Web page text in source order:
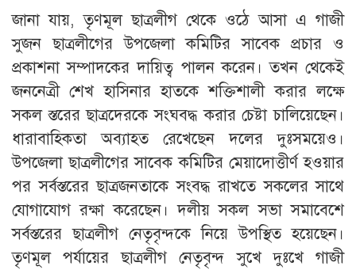
জানা যায়, তৃণমূল ছাত্রলীগ থেকে ওঠে আসা এ গাজী
সুজন ছাত্রলীগের উপজেলা কমিটির সাবেক প্রচার ও
প্রকাশনা সম্পাদকের দায়িত্ব পালন করেন। তখন থেকেই
জননেত্রী শেখ হাসিনার হাতকে শক্তিশালী করার লক্ষে
সকল স্তরের ছাত্রদেরকে সংঘবদ্ধ করার চেষ্টা চালিয়েছেন।
ধারাবাহিকতা অব্যাহত রেখেছেন দলের দুঃসময়েও।
উপজেলা ছাত্রলীগের সাবেক কমিটির মেয়াদোত্তীর্ণ হওয়ার
পর সর্বস্তরের ছাত্রজনতাকে সংবদ্ধ রাখতে সকলের সাথে
যোগাযোগ রক্ষা করেছেন। দলীয় সকল সভা সমাবেশে
সর্বস্তরের ছাত্রলীগ নেতৃবৃন্দকে নিয়ে উপস্থিত হয়েছেন।
তৃণমূল পর্যায়ের ছাত্রলীগ নেতৃবৃন্দ সুখে দুঃখে গাজী